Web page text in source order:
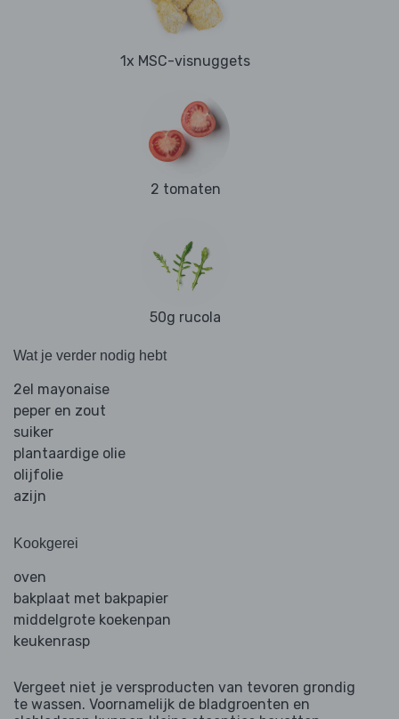
1x MSC-visnuggets
2 tomaten
50g rucola
Wat je verder nodig hebt
2el mayonaise
peper en zout
suiker
plantaardige olie
olijfolie
azijn
Kookgerei
oven
bakplaat met bakpapier
middelgrote koekenpan
keukenrasp
Vergeet niet je versproducten van tevoren grondig
te wassen. Voornamelijk de bladgroenten en